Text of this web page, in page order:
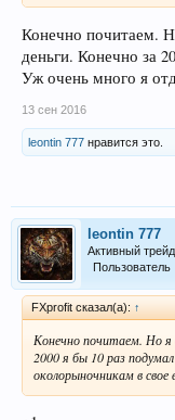
Конечно почитаем.
деньги. Конечно за
Уж очень много я
13 сен 2016
leontin 777 нравится это.
leontin 777
Активный
Пользователь
FXprofit сказал(а): ↑
Конечно почитаем. Но я
2000 я бы 10 раз
околорыночникам в свое